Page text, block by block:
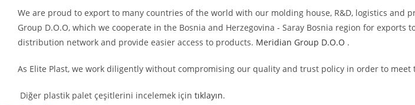
We are proud to export to many countries of the world with our molding house, R&D, logistics and
Group D.O.O, which we cooperate in the Bosnia and Herzegovina - Saray Bosnia region for exports
distribution network and provide easier access to products. Meridian Group D.O.O .
As Elite Plast, we work diligently without compromising our quality and trust policy in order to
Diğer plastik palet çeşitlerini incelemek için tıklayın.